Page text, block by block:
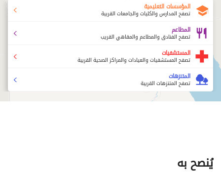
المؤسسات التعليمية
تصفح المدارس والكليات والجامعات القريبة
المطاعم
تصفح الفنادق والمطاعم والمقاهي القريب
المستشفيات
تصفح المستشفيات والعيادات والمراكز الصحية القريبة
المتنزهات
تصفح المتنزهات القريبة
يُنصح به